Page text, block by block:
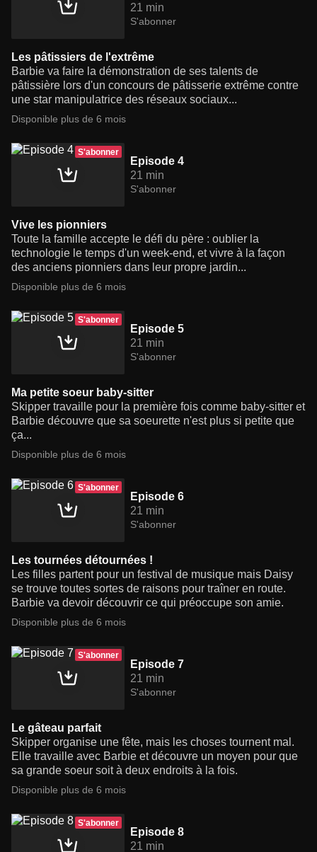
21 min
S'abonner
Les pâtissiers de l'extrême
Barbie va faire la démonstration de ses talents de
pâtissière lors d'un concours de pâtisserie extrême contre
une star manipulatrice des réseaux sociaux...
Disponible plus de 6 mois
S'abonner
Episode 4
21 min
S'abonner
Vive les pionniers
Toute la famille accepte le défi du père : oublier la
technologie le temps d'un week-end, et vivre à la façon
des anciens pionniers dans leur propre jardin...
Disponible plus de 6 mois
S'abonner
Episode 5
21 min
S'abonner
Ma petite soeur baby-sitter
Skipper travaille pour la première fois comme baby-sitter et
Barbie découvre que sa soeurette n'est plus si petite que
ça...
Disponible plus de 6 mois
S'abonner
Episode 6
21 min
S'abonner
Les tournées détournées !
Les filles partent pour un festival de musique mais Daisy
se trouve toutes sortes de raisons pour traîner en route.
Barbie va devoir découvrir ce qui préoccupe son amie.
Disponible plus de 6 mois
S'abonner
Episode 7
21 min
S'abonner
Le gâteau parfait
Skipper organise une fête, mais les choses tournent mal.
Elle travaille avec Barbie et découvre un moyen pour que
sa grande soeur soit à deux endroits à la fois.
Disponible plus de 6 mois
S'abonner
Episode 8
21 min